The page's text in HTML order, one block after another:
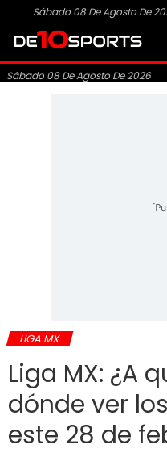
Sábado 08 De Agosto De
Sábado 08 De Agosto De 2026
LIGA MX
Liga MX: ¿A
dónde ver
este 28 de